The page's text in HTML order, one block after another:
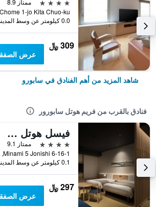
ممتاز 8.9
0.0 كيلومتر عن وسط المدينة
309 ﷼
عرض
شاهد المزيد من أهم الفنادق في سابورو
فنادق بالقرب من فريم هوتل سابورور
فيسل هوتل كامبانا سوسوكينو
4 نجوم
ممتاز 9.1
0.1 كيلومتر عن وسط المدينة
297 ﷼
عرض